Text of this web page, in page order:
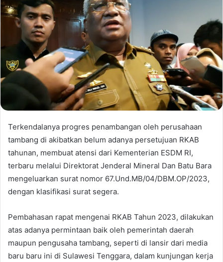
Terkendalanya progres penambangan oleh perusahaan
tambang di akibatkan belum adanya persetujuan RKAB
tahunan, membuat atensi dari Kementerian ESDM RI,
terbaru melalui Direktorat Jenderal Mineral Dan Batu Bara
mengeluarkan surat nomor 67.Und.MB/04/DBM.OP/2023,
dengan klasifikasi surat segera.
Pembahasan rapat mengenai RKAB Tahun 2023, dilakukan
atas adanya permintaan baik oleh pemerintah daerah
maupun pengusaha tambang, seperti di lansir dari media
baru baru ini di Sulawesi Tenggara, dalam kunjungan kerja